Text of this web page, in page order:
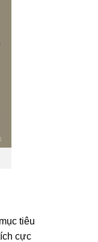
tiêu
cực